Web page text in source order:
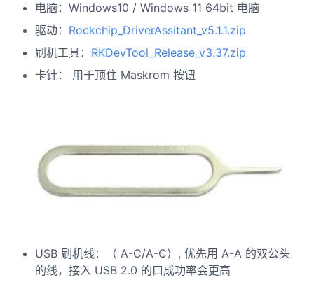
电脑：Windows10 / Windows 11 64bit 电脑
驱动： Rockchip_DriverAssitant_v5.1.1.zip
刷机工具： RKDevTool_Release_v3.37.zip
卡针： 用于顶住 Maskrom 按钮
USB 刷机线：（ A-C/A-C）, 优先用 A-A 的双公头
的线，接入 USB 2.0 的口成功率会更高